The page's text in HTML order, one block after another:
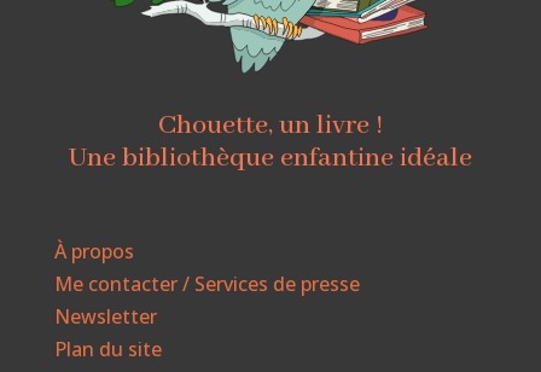
Chouette, un livre !
Une bibliothèque enfantine idéale
À propos
Me contacter / Services de presse
Newsletter
Plan du site